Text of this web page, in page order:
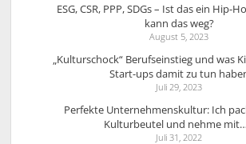
ESG, CSR, PPP, SDGs – Ist das ein Hip-
kann das weg?
August 5, 2023
„Kulturschock“ Berufseinstieg und was
Start-ups damit zu tun
Juli 29, 2023
Perfekte Unternehmenskultur: Ich
Kulturbeutel und nehme
Juli 31, 2022